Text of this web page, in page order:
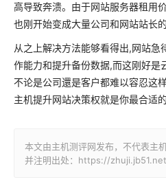
高导致奔溃。由于网站服务器租用
也刚开始变成大量公司和网站站长的
从之上解决方法能够看得出,网站急
作能力和提升备份数据,而这刚好是
不论是公司還是客户都难以容忍这
主机提升网站决策权就是你最合适的
本文由主机测评网发布，不代表主
并注明出处：https://